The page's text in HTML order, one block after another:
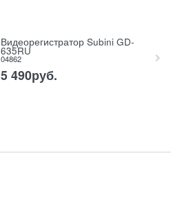
Видеорегистратор Subini GD-
635RU
04862
5 490руб.